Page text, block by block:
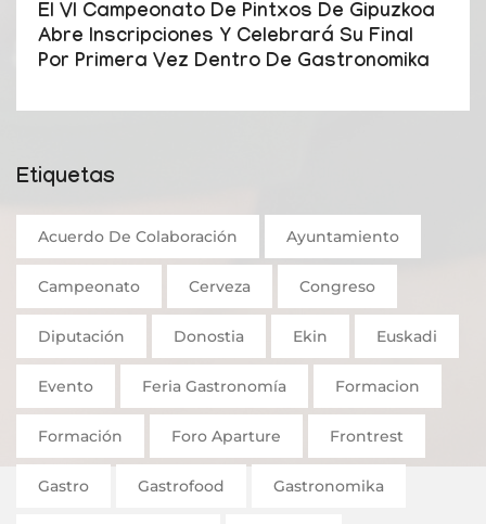
El VI Campeonato De Pintxos De Gipuzkoa
Abre Inscripciones Y Celebrará Su Final
Por Primera Vez Dentro De Gastronomika
Etiquetas
Acuerdo De Colaboración Ayuntamiento
Campeonato Cerveza Congreso
Diputación Donostia Ekin Euskadi
Evento Feria Gastronomía Formacion
Formación Foro Aparture Frontrest
Gastro Gastrofood Gastronomika